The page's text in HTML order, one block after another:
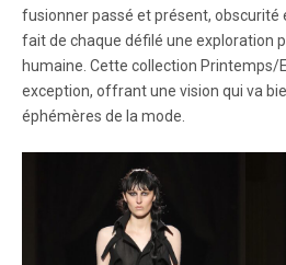
fusionner passé et présent, obscurité
fait de chaque défilé une exploration
humaine. Cette collection Printemps/
exception, offrant une vision qui va
éphémères de la mode.